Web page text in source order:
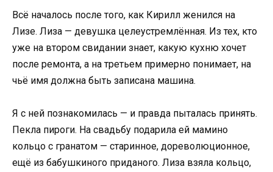
Всё началось после того, как Кирилл женился на
Лизе. Лиза — девушка целеустремлённая. Из тех, кто
уже на втором свидании знает, какую кухню хочет
после ремонта, а на третьем примерно понимает, на
чьё имя должна быть записана машина.
Я с ней познакомилась — и правда пыталась принять.
Пекла пироги. На свадьбу подарила ей мамино
кольцо с гранатом — старинное, дореволюционное,
ещё из бабушкиного приданого. Лиза взяла кольцо,